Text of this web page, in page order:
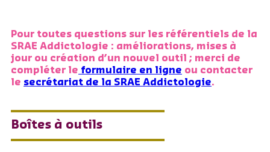
Pour toutes questions sur les référentiels de la
SRAE Addictologie : améliorations, mises à
jour ou création d’un nouvel outil ; merci de
compléter le formulaire en ligne ou contacter
le secrétariat de la SRAE Addictologie.
Boîtes à outils